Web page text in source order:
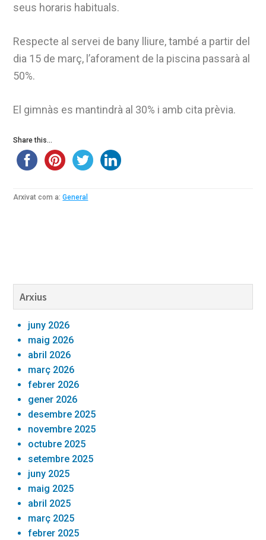
seus horaris habituals.
Respecte al servei de bany lliure, també a partir del
dia 15 de març, l’aforament de la piscina passarà al
50%.
El gimnàs es mantindrà al 30% i amb cita prèvia.
Share this...
Arxivat com a:General
Barra
lateral
primària
Arxius
juny 2026
maig 2026
abril 2026
març 2026
febrer 2026
gener 2026
desembre 2025
novembre 2025
octubre 2025
setembre 2025
juny 2025
maig 2025
abril 2025
març 2025
febrer 2025